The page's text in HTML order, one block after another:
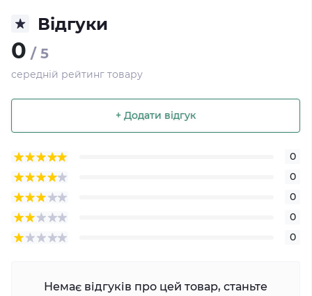
Відгуки
0 / 5
середній рейтинг товару
+ Додати відгук
0
0
0
0
0
Немає відгуків про цей товар, станьте